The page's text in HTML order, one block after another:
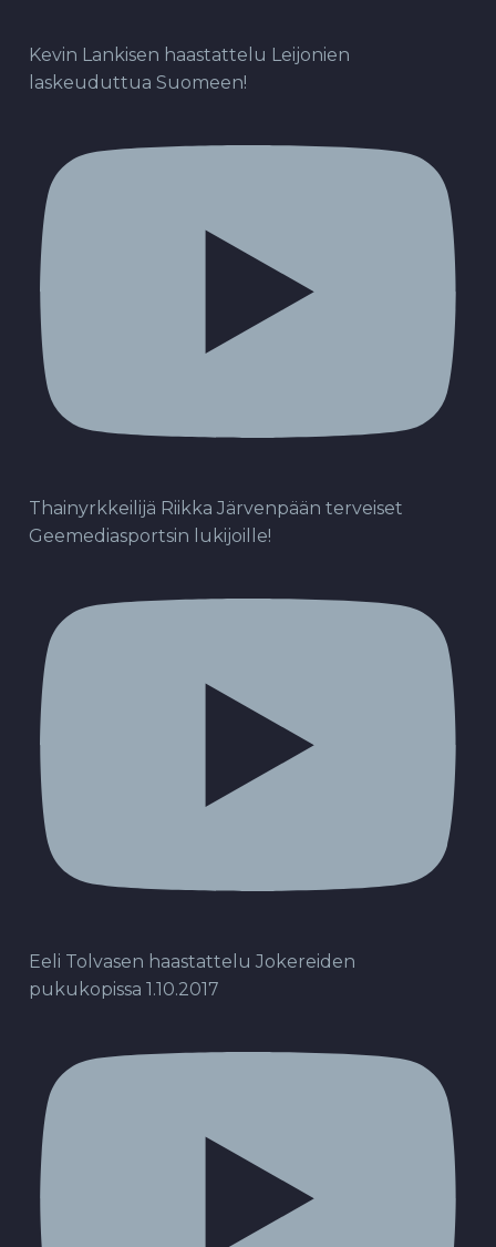
Kevin Lankisen haastattelu Leijonien
laskeuduttua Suomeen!
Thainyrkkeilijä Riikka Järvenpään terveiset
Geemediasportsin lukijoille!
Eeli Tolvasen haastattelu Jokereiden
pukukopissa 1.10.2017